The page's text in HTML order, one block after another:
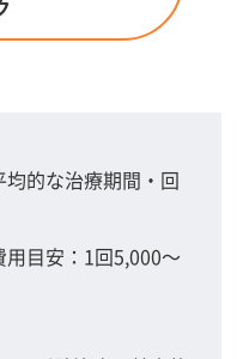
的な治療期間・回
目安：1回5,000～